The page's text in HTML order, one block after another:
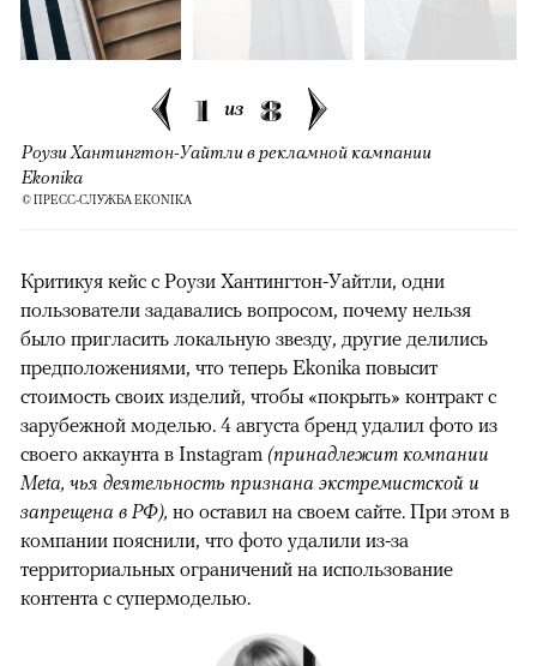
1 из 8
Роузи Хантингтон-Уайтли в рекламной кампании
Ekonika
© ПРЕСС-СЛУЖБА EKONIKA
Критикуя кейс с Роузи Хантингтон-Уайтли, одни
пользователи задавались вопросом, почему нельзя
было пригласить локальную звезду, другие делились
предположениями, что теперь Ekonika повысит
стоимость своих изделий, чтобы «покрыть» контракт с
зарубежной моделью. 4 августа бренд удалил фото из
своего аккаунта в Instagram (принадлежит компании
Meta, чья деятельность признана экстремистской и
запрещена в РФ), но оставил на своем сайте. При этом в
компании пояснили, что фото удалили из-за
территориальных ограничений на использование
контента с супермоделью.